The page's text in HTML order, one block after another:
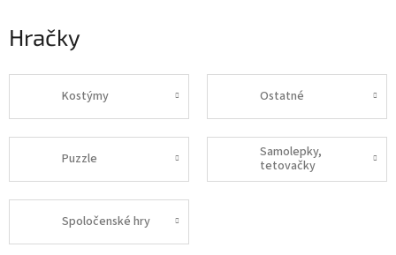
Hračky
Kostýmy Ostatné
Puzzle
Samolepky,
tetovačky
Spoločenské hry